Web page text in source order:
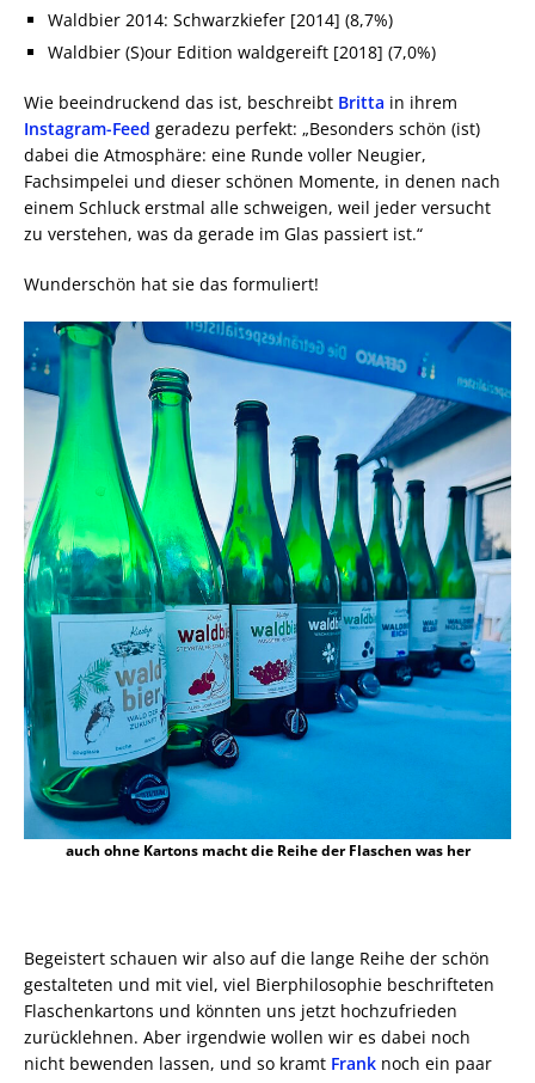
Waldbier 2014: Schwarzkiefer [2014] (8,7%)
Waldbier (S)our Edition waldgereift [2018] (7,0%)
Wie beeindruckend das ist, beschreibt Britta in ihrem
Instagram-Feed geradezu perfekt: „Besonders schön (ist)
dabei die Atmosphäre: eine Runde voller Neugier,
Fachsimpelei und dieser schönen Momente, in denen nach
einem Schluck erstmal alle schweigen, weil jeder versucht
zu verstehen, was da gerade im Glas passiert ist.“
Wunderschön hat sie das formuliert!
auch ohne Kartons macht die Reihe der Flaschen was her
Begeistert schauen wir also auf die lange Reihe der schön
gestalteten und mit viel, viel Bierphilosophie beschrifteten
Flaschenkartons und könnten uns jetzt hochzufrieden
zurücklehnen. Aber irgendwie wollen wir es dabei noch
nicht bewenden lassen, und so kramt Frank noch ein paar